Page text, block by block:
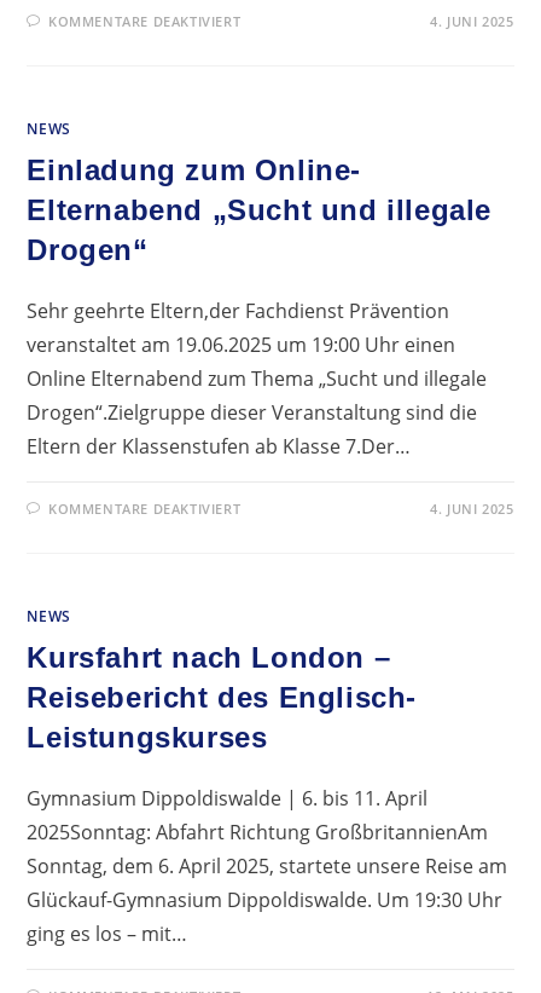
KOMMENTARE DEAKTIVIERTFÜR
UNBEKANNTE
PERSONEN“
4. JUNI 2025
NEWS
Einladung zum Online-
Elternabend „Sucht und illegale
Drogen“
Sehr geehrte Eltern,der Fachdienst Prävention
veranstaltet am 19.06.2025 um 19:00 Uhr einen
Online Elternabend zum Thema „Sucht und illegale
Drogen“.Zielgruppe dieser Veranstaltung sind die
Eltern der Klassenstufen ab Klasse 7.Der…
KOMMENTARE DEAKTIVIERTFÜR 4. JUNI 2025
NEWS
Kursfahrt nach London –
Reisebericht des Englisch-
Leistungskurses
Gymnasium Dippoldiswalde | 6. bis 11. April
2025Sonntag: Abfahrt Richtung GroßbritannienAm
Sonntag, dem 6. April 2025, startete unsere Reise am
Glückauf-Gymnasium Dippoldiswalde. Um 19:30 Uhr
ging es los – mit…